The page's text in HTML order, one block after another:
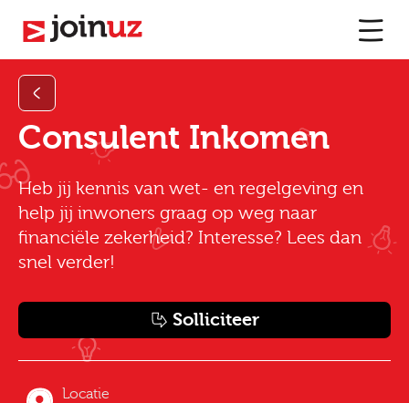
Consulent Inkomen
Heb jij kennis van wet- en regelgeving en
help jij inwoners graag op weg naar
financiële zekerheid? Interesse? Lees dan
snel verder!
Solliciteer
Locatie